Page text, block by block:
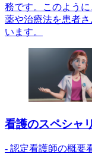
務です。このよう
薬や治療法を患者
います。
看護のスペシャ
- 認定看護師の概要